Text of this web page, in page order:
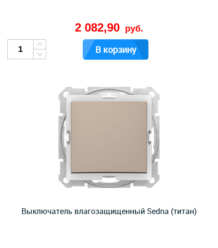
2 082,90 руб.
В корзину
Выключатель влагозащищенный Sedna (титан)